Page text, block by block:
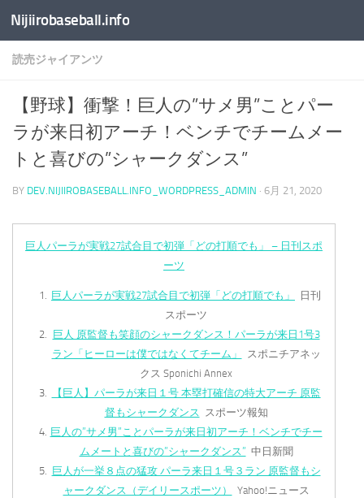
コンテンツへスキップ
Nijiirobaseball.info
読売ジャイアンツ
【野球】衝撃！巨人の”サメ男”ことパー
ラが来日初アーチ！ベンチでチームメー
トと喜びの”シャークダンス”
BY DEV.NIJIIROBASEBALL.INFO_WORDPRESS_ADMIN · 6月 21, 2020
巨人パーラが実戦27試合目で初弾「どの打順でも」 – 日刊スポ
ーツ
巨人パーラが実戦27試合目で初弾「どの打順でも」
日刊
スポーツ
巨人 原監督も笑顔のシャークダンス！パーラが来日1号3
ラン「ヒーローは僕ではなくてチーム」
スポニチアネッ
クス Sponichi Annex
【巨人】パーラが来日１号 本塁打確信の特大アーチ 原監
督もシャークダンス スポーツ報知
巨人の”サメ男”ことパーラが来日初アーチ！ベンチでチー
ムメートと喜びの”シャークダンス” 中日新聞
巨人が一挙８点の猛攻 パーラ来日１号３ラン 原監督もシ
ャークダンス（デイリースポーツ）
Yahoo!ニュース